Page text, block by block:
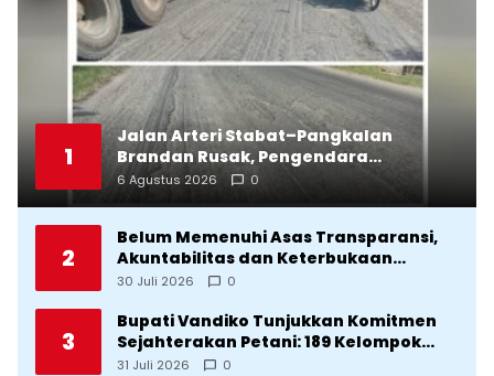
1
Jalan Arteri Stabat–Pangkalan
Brandan Rusak, Pengendara
Terancam Celaka
6 Agustus 2026 0
2
Belum Memenuhi Asas Transparansi,
Akuntabilitas dan Keterbukaan
Informasi, DPRD Tolak Ranperda
2025
30 Juli 2026 0
3
Bupati Vandiko Tunjukkan Komitmen
Sejahterakan Petani: 189 Kelompok
Tani Terima Bibit dan Alsintan
31 Juli 2026 0